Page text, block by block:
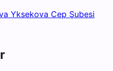
Yksekova Cep Şubesi